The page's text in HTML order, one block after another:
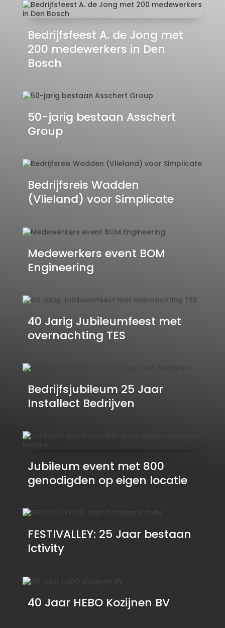
Bedrijfsfeest A. de Jong met
200 medewerkers in Den
Bosch
50-jarig bestaan Asschert
Group
Bedrijfsreis Wadden
(Vlieland) voor Simplicate
Medewerkers event BOM
Engineering
40 Jarig Jubileumfeest met
overnachting TES
Bedrijfsjubileum 25 Jaar
Installect Bedrijven
Jubileum event met 800
genodigden op eigen locatie
FESTIVALLEY: 25 Jaar bestaan
Ictivity
40 Jaar HEBO Kozijnen BV